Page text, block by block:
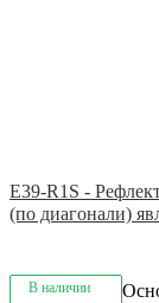
E39-R1S -
(по диагонали)
В наличии